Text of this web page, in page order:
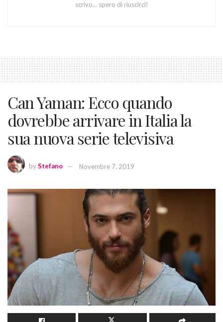
scrivo... spero di riuscirci!
Can Yaman: Ecco quando
dovrebbe arrivare in Italia la
sua nuova serie televisiva
byStefano Novembre 7, 2019